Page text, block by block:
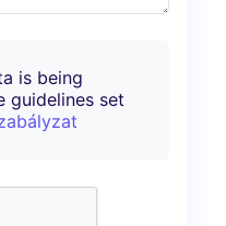
is being
guidelines set